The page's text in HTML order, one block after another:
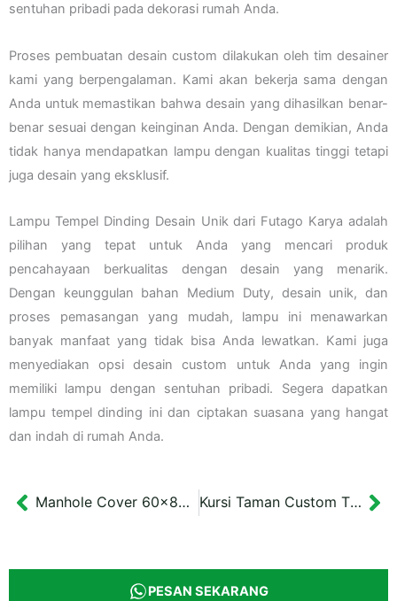
sentuhan pribadi pada dekorasi rumah Anda.
Proses pembuatan desain custom dilakukan oleh tim desainer
kami yang berpengalaman. Kami akan bekerja sama dengan
Anda untuk memastikan bahwa desain yang dihasilkan benar-
benar sesuai dengan keinginan Anda. Dengan demikian, Anda
tidak hanya mendapatkan lampu dengan kualitas tinggi tetapi
juga desain yang eksklusif.
Lampu Tempel Dinding Desain Unik dari Futago Karya adalah
pilihan yang tepat untuk Anda yang mencari produk
pencahayaan berkualitas dengan desain yang menarik.
Dengan keunggulan bahan Medium Duty, desain unik, dan
proses pemasangan yang mudah, lampu ini menawarkan
banyak manfaat yang tidak bisa Anda lewatkan. Kami juga
menyediakan opsi desain custom untuk Anda yang ingin
memiliki lampu dengan sentuhan pribadi. Segera dapatkan
lampu tempel dinding ini dan ciptakan suasana yang hangat
dan indah di rumah Anda.
Prev Manhole Cover 60×80 cm Proyek Saluran Drainase Banjarmasin Kursi Taman Custom Three-Seater Bench
PESAN SEKARANG